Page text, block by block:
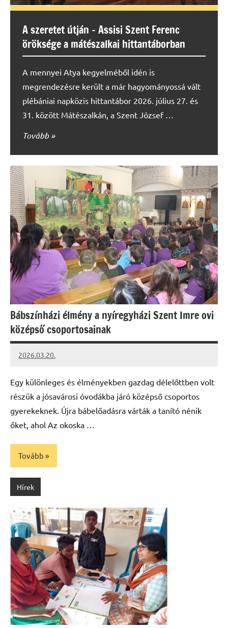
A szeretet útján – Assisi Szent Ferenc
öröksége a mátészalkai hittantáborban
A mennyei Atya kegyelméből idén is
megrendezésre került a már hagyományossá vált
plébániai napközis hittantábor 2026. július 27. és
31. között Mátészalkán, a Szent József …
Tovább
Bábszínházi élmény a nyíregyházi Szent Imre ovi
középső csoportosainak
2026.03.20.
Leiszt
Egy különleges és élményekben gazdag délelőttben volt
részük a jósavárosi óvodákba járó középső csoportos
gyerekeknek. Újra bábelőadásra várták a tanító nénik
őket, ahol Az okoska …
Tovább
Hírek